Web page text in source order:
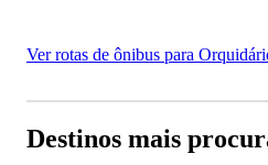
Ver rotas de ônibus para
Destinos mais